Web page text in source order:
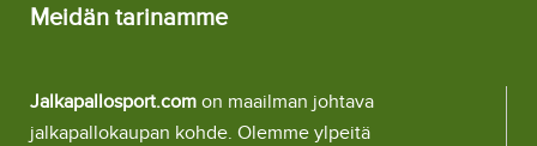
Meidän tarinamme
Jalkapallosport.com on maailman johtava
jalkapallokaupan kohde. Olemme ylpeitä